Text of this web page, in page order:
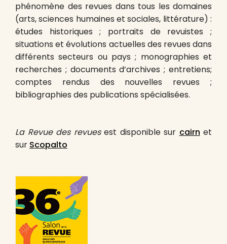
phénomène des revues dans tous les domaines
(arts, sciences humaines et sociales, littérature) :
études historiques ; portraits de revuistes ;
situations et évolutions actuelles des revues dans
différents secteurs ou pays ; monographies et
recherches ; documents d’archives ; entretiens;
comptes rendus des nouvelles revues ;
bibliographies des publications spécialisées.
La Revue des revuesest disponible sur cairn et
sur Scopalto